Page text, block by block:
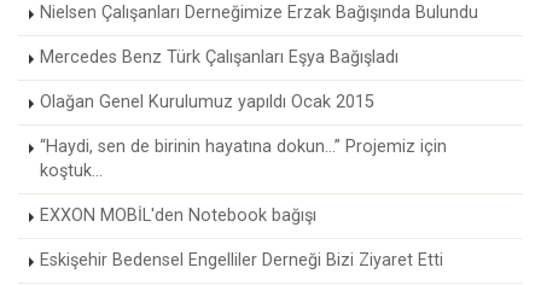
Nielsen Çalışanları Derneğimize Erzak Bağışında Bulundu
Mercedes Benz Türk Çalışanları Eşya Bağışladı
Olağan Genel Kurulumuz yapıldı Ocak 2015
“Haydi, sen de birinin hayatına dokun...” Projemiz için
koştuk...
EXXON MOBİL'den Notebook bağışı
Eskişehir Bedensel Engelliler Derneği Bizi Ziyaret Etti